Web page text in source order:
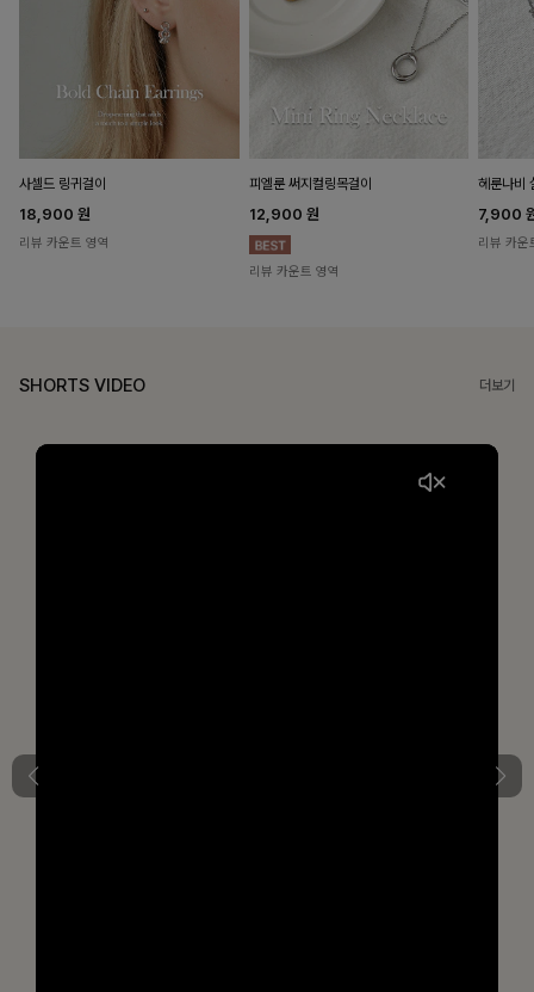
사셀드 링귀걸이
18,900 원
리뷰 카운트 영역
피엘룬 써지컬링목걸이
12,900 원
리뷰 카운트 영역
헤룬나비
7,900
리뷰 카운
SHORTS VIDEO 더보기